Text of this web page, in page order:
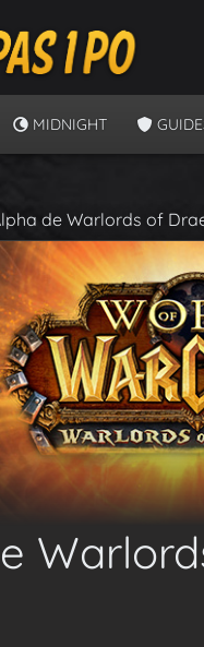
MIDNIGHT
de Warlords of